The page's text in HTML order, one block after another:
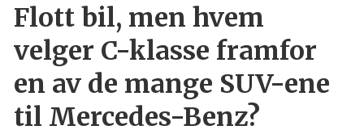
Flott bil, men hvem
velger C-klasse framfor
en av de mange SUV-ene
til Mercedes-Benz?